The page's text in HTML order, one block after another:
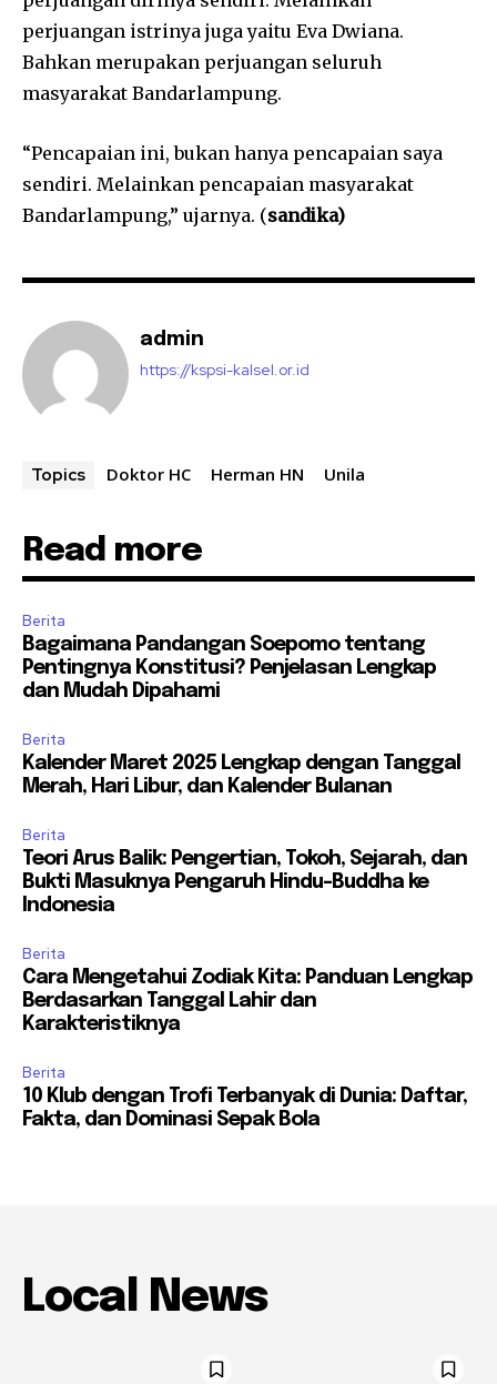
perjuangan istrinya juga yaitu Eva Dwiana.
Bahkan merupakan perjuangan seluruh
masyarakat Bandarlampung.
“Pencapaian ini, bukan hanya pencapaian saya
sendiri. Melainkan pencapaian masyarakat
Bandarlampung,” ujarnya. (sandika)
admin
https://kspsi-kalsel.or.id
Topics Doktor HC Herman HN Unila
Read more
Berita
Bagaimana Pandangan Soepomo tentang
Pentingnya Konstitusi? Penjelasan Lengkap
dan Mudah Dipahami
Berita
Kalender Maret 2025 Lengkap dengan Tanggal
Merah, Hari Libur, dan Kalender Bulanan
Berita
Teori Arus Balik: Pengertian, Tokoh, Sejarah, dan
Bukti Masuknya Pengaruh Hindu-Buddha ke
Indonesia
Berita
Cara Mengetahui Zodiak Kita: Panduan Lengkap
Berdasarkan Tanggal Lahir dan
Karakteristiknya
Berita
10 Klub dengan Trofi Terbanyak di Dunia: Daftar,
Fakta, dan Dominasi Sepak Bola
Local News